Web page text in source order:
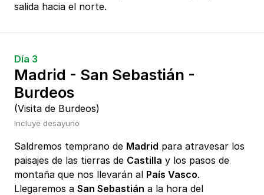
salida hacia el norte.
Día 3
Madrid - San Sebastián -
Burdeos
(Visita de Burdeos)
Incluye desayuno
Saldremos temprano de Madrid para atravesar los
paisajes de las tierras de Castilla y los pasos de
montaña que nos llevarán al País Vasco.
Llegaremos a San Sebastián a la hora del